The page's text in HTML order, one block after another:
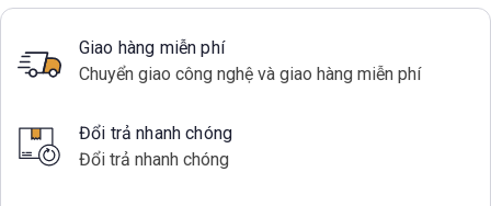
Giao hàng miễn phí
Chuyển giao công nghệ và giao hàng miễn phí
Đổi trả nhanh chóng
Đổi trả nhanh chóng